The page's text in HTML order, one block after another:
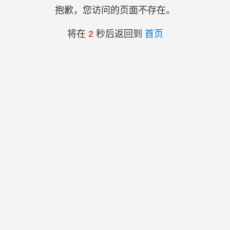
抱歉，您访问的页面不存在。
将在 2秒后返回到 首页